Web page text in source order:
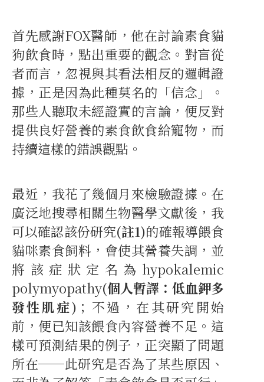
首先感謝FOX醫師，他在討論素食貓
狗飲食時，點出重要的觀念。對盲從
者而言，忽視與其看法相反的邏輯證
據，正是因為此種莫名的「信念」。
那些人聽取未經證實的言論，便反對
提供良好營養的素食飲食給寵物，而
持續這樣的錯誤觀點。
最近，我花了幾個月來檢驗證據。在
廣泛地搜尋相關生物醫學文獻後，我
可以確認該份研究(註1)的確報導餵食
貓咪素食飼料，會使其營養失調，並
將該症狀定名為hypokalemic
polymyopathy(個人暫譯：低血鉀多
發性肌症) ；不過，在其研究開始
前，便已知該餵食內容營養不足。這
樣可預測結果的例子，正突顯了問題
所在──此研究是否為了某些原因、